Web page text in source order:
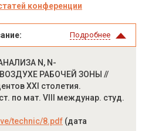
конференции
Подробнее
N, N-
РАБОЧЕЙ ЗОНЫ //
XXI столетия.
по мат. VIII междунар. студ.
technic/8.pdf (дата